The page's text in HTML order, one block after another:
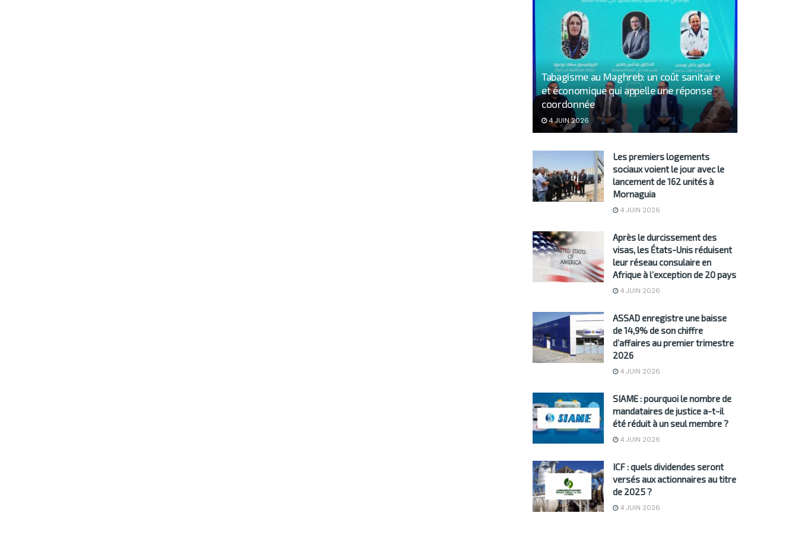
Tabagisme au Maghreb: un coût sanitaire
et économique qui appelle une réponse
coordonnée
4 JUIN 2026
Les premiers logements
sociaux voient le jour avec le
lancement de 162 unités à
Mornaguia
4 JUIN 2026
Après le durcissement des
visas, les États-Unis réduisent
leur réseau consulaire en
Afrique à l’exception de 20 pays
4 JUIN 2026
ASSAD enregistre une baisse
de 14,9% de son chiffre
d’affaires au premier trimestre
2026
4 JUIN 2026
SIAME : pourquoi le nombre de
mandataires de justice a-t-il
été réduit à un seul membre ?
4 JUIN 2026
ICF : quels dividendes seront
versés aux actionnaires au titre
de 2025 ?
4 JUIN 2026